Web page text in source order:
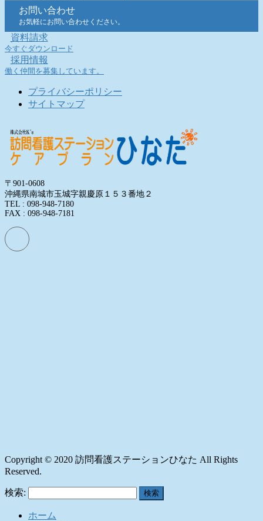
お問い合わせ
お気軽にお問い合わせください。
資料請求
今すぐダウンロード
採用情報
働く仲間を募集しています。
プライバシーポリシー
サイトマップ
〒901-0608
沖縄県南城市玉城字親慶原１５３番地２
TEL : 098-948-7180
FAX : 098-948-7181
Copyright © 2020 訪問看護ステーションひなた All Rights
Reserved.
検索:
ホーム